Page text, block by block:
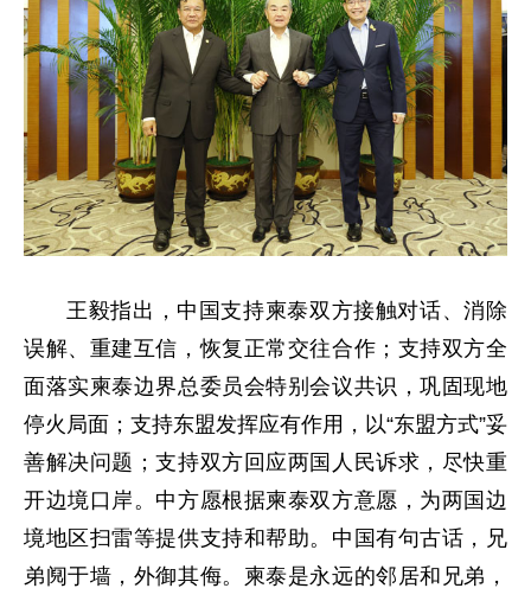
王毅指出，中国支持柬泰双方接触对话、消除
误解、重建互信，恢复正常交往合作；支持双方全
面落实柬泰边界总委员会特别会议共识，巩固现地
停火局面；支持东盟发挥应有作用，以“东盟方式”妥
善解决问题；支持双方回应两国人民诉求，尽快重
开边境口岸。中方愿根据柬泰双方意愿，为两国边
境地区扫雷等提供支持和帮助。中国有句古话，兄
弟阋于墙，外御其侮。柬泰是永远的邻居和兄弟，